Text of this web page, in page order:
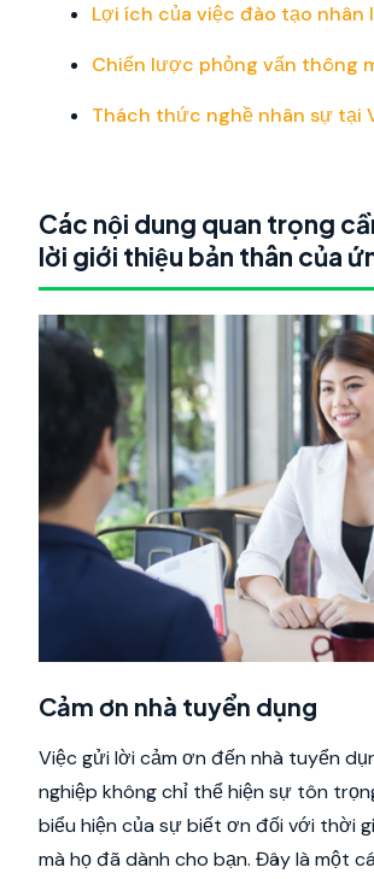
Lợi ích của việc đào tạo nhân
Chiến lược phỏng vấn thông
Thách thức nghề nhân sự tại
Các nội dung quan trọng
lời giới thiệu bản thân của
Cảm ơn nhà tuyển dụng
Việc gửi lời cảm ơn đến nhà tuyển
nghiệp không chỉ thể hiện sự tôn
biểu hiện của sự biết ơn đối với thời
mà họ đã dành cho bạn. Đây là một